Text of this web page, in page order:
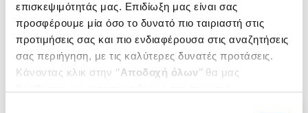
επισκεψιμότητάς μας. Επιδίωξη μας είναι σας
προσφέρουμε μία όσο το δυνατό πιο ταιριαστή στις
προτιμήσεις σας και πιο ενδιαφέρουσα στις αναζητήσεις
σας περιήγηση, με τις καλύτερες δυνατές προτάσεις.
Κάνοντας κλικ στην ‘’Αποδοχή όλων’’ θα μας
15. 90€
Τιμή Έκδοσης
11.13€
Τιμή Πολιτείας
Κωδ. Πολιτείας:0064-0001